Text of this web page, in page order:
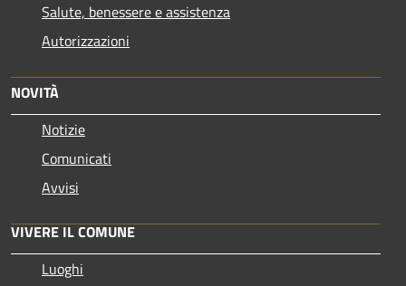
Salute, benessere e assistenza
Autorizzazioni
NOVITÀ
Notizie
Comunicati
Avvisi
VIVERE IL COMUNE
Luoghi